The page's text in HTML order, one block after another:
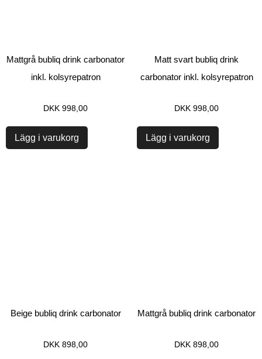
Mattgrå bubliq drink carbonator
inkl. kolsyrepatron
DKK 998,00
Lägg i varukorg
Matt svart bubliq drink
carbonator inkl. kolsyrepatron
DKK 998,00
Lägg i varukorg
Beige bubliq drink carbonator
DKK 898,00
Mattgrå bubliq drink carbonator
DKK 898,00